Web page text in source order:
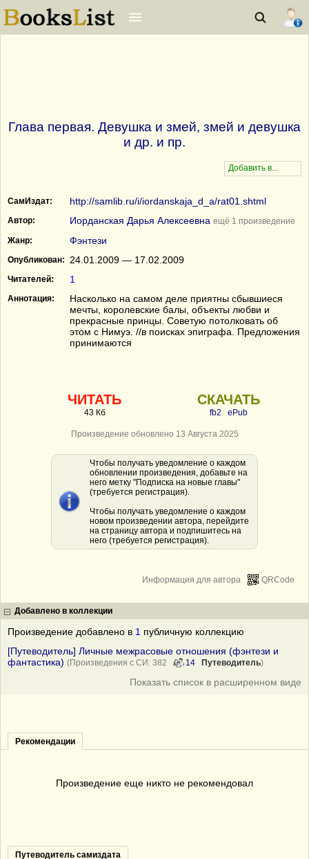
Глава первая. Девушка и змей, змей и девушка
и др. и пр.
СамИздат: http://samlib.ru/i/iordanskaja_d_a/rat01.shtml
Автор: Иорданская Дарья Алексеевна ещё 1 произведение
Жанр:
Фэнтези
Опубликован: 24.01.2009 — 17.02.2009
Читателей: 1
Аннотация:
Насколько на самом деле приятны сбывшиеся
мечты, королевские балы, объекты любви и
прекрасные принцы. Советую потолковать об
этом с Нимуэ. //в поисках эпиграфа. Предложения
принимаются
ЧИТАТЬ
43 Кб
СКАЧАТЬ
fb2 ePub
Произведение обновлено 13 Августа 2025
Чтобы получать уведомление о каждом
обновлении произведения, добавьте на
него метку "Подписка на новые главы"
(требуется регистрация).
Чтобы получать уведомление о каждом
новом произведении автора, перейдите
на страницу автора и подпишитесь на
него (требуется регистрация).
QRCode
Информация для автора
Добавлено в коллекции
Произведение добавлено в 1 публичную коллекцию
[Путеводитель] Личные межрасовые отношения (фэнтези и
фантастика) (Произведения с СИ: 382 14 Путеводитель)
Показать список в расширенном виде
Рекомендации
Произведение еще никто не рекомендовал
Путеводитель самиздата